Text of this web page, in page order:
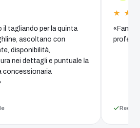
il tagliando per la quinta
ascoltano con
disponibilità,
nei dettagli e puntuale la
concessionaria
★ ★